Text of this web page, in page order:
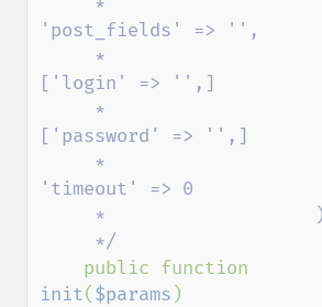
'post_fields' => '',
['login' => '',]
['password' => '',]
'timeout' => 0
init( $params )